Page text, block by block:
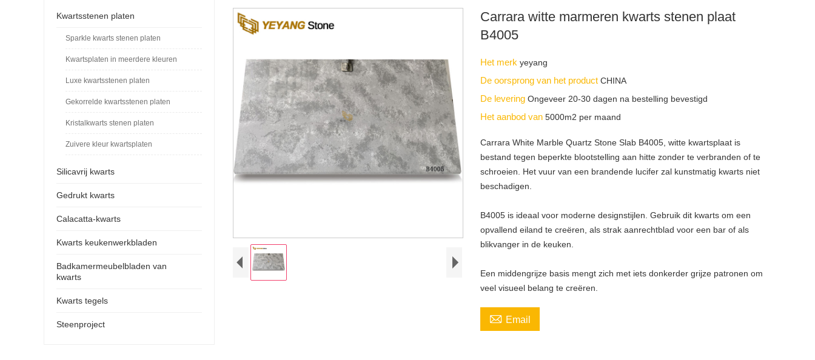
Carrara witte marmeren kwarts stenen plaat
B4005
Het merkyeyang
De oorsprong van het productCHINA
De leveringOngeveer 20-30 dagen na bestelling bevestigd
Het aanbod van5000m2 per maand
Carrara White Marble Quartz Stone Slab B4005, witte kwartsplaat is
bestand tegen beperkte blootstelling aan hitte zonder te verbranden of te
schroeien. Het vuur van een brandende lucifer zal kunstmatig kwarts niet
beschadigen.
B4005 is ideaal voor moderne designstijlen. Gebruik dit kwarts om een ​​
opvallend eiland te creëren, als strak aanrechtblad voor een bar of als
blikvanger in de keuken.
Een middengrijze basis mengt zich met iets donkerder grijze patronen om
veel visueel belang te creëren.
 Email
Kwartsstenen platen
Sparkle kwarts stenen platen
Kwartsplaten in meerdere kleuren
Luxe kwartsstenen platen
Gekorrelde kwartsstenen platen
Kristalkwarts stenen platen
Zuivere kleur kwartsplaten
Silicavrij kwarts
Gedrukt kwarts
Calacatta-kwarts
Kwarts keukenwerkbladen
Badkamermeubelbladen van
kwarts
Kwarts tegels
Steenproject